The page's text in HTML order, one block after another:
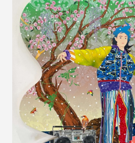
News お知らせ
Exhibitors 出展ギャラリー
- Gallery Collaborations
- Kyoto Meetings
Artworks 作品一覧
ACK Curates
- Satellite Program “Flowers